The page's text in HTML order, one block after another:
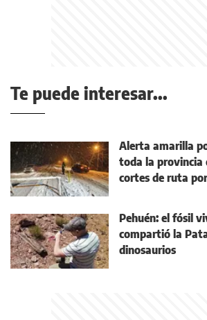
Te puede interesar...
Alerta amarilla
toda la provincia
cortes de ruta
Pehuén: el fósil
compartió la
dinosaurios